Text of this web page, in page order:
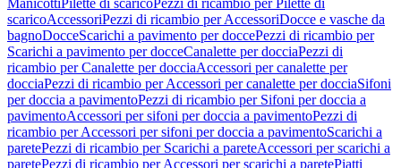
ManicottiPilette di scaricoPezzi di ricambio per Pilette di
scaricoAccessoriPezzi di ricambio per AccessoriDocce e vasche da
bagnoDocceScarichi a pavimento per doccePezzi di ricambio per
Scarichi a pavimento per docceCanalette per docciaPezzi di
ricambio per Canalette per docciaAccessori per canalette per
docciaPezzi di ricambio per Accessori per canalette per docciaSifoni
per doccia a pavimentoPezzi di ricambio per Sifoni per doccia a
pavimentoAccessori per sifoni per doccia a pavimentoPezzi di
ricambio per Accessori per sifoni per doccia a pavimentoScarichi a
paretePezzi di ricambio per Scarichi a pareteAccessori per scarichi a
paretePezzi di ricambio per Accessori per scarichi a paretePiatti